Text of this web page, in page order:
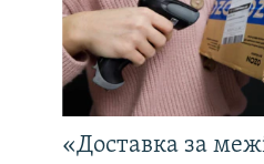
«Доставка за межі